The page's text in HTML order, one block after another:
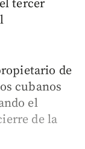
tercer
de
cubanos
el
de la